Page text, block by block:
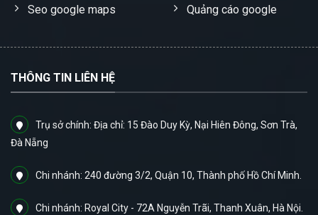
Seo google maps Quảng cáo google
THÔNG TIN LIÊN HỆ
Trụ sở chính: Địa chỉ: 15 Đào Duy Kỳ, Nại Hiên Đông, Sơn Trà,
Đà Nẵng
Chi nhánh: 240 đường 3/2, Quận 10, Thành phố Hồ Chí Minh.
Chi nhánh: Royal City - 72A Nguyễn Trãi, Thanh Xuân, Hà Nội.